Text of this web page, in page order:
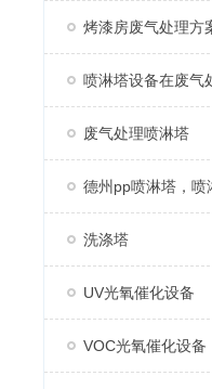
烤漆房废气处理方
喷淋塔设备在废气
废气处理喷淋塔
德州pp喷淋塔，喷
洗涤塔
UV光氧催化设备
VOC光氧催化设备